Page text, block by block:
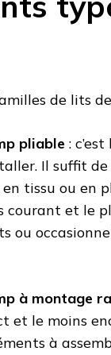
de lits
pliable :
Il suffit
tissu ou en
courant et le
ou
à montage
et le moins
à